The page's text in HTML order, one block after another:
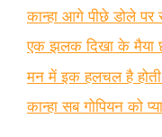
कान्हा आगे पीछे डोले पर
एक झलक दिखा के मैया
मन में इक हलचल है
कान्हा सब गोपियन को